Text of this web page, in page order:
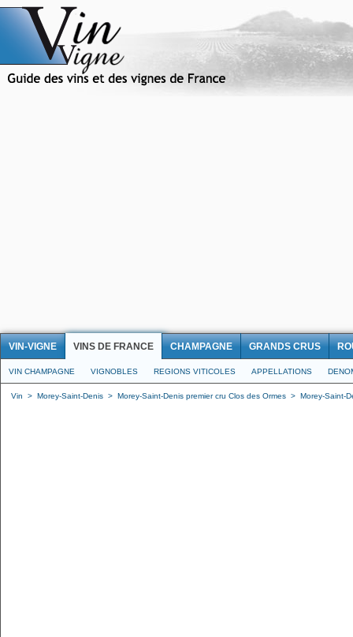
VIN-VIGNE VINS DE FRANCE CHAMPAGNE GRANDS CRUS
VIN CHAMPAGNE VIGNOBLES REGIONS VITICOLES APPELLATIONS
Vin > Morey-Saint-Denis > Morey-Saint-Denis premier cru Clos des Ormes > Morey-Saint-